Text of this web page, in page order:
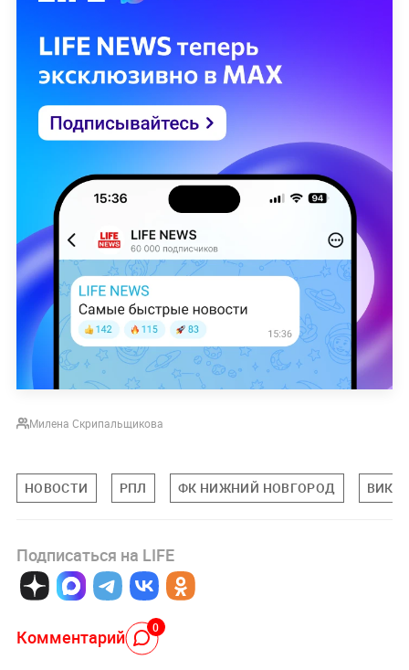
Милена Скрипальщикова
НОВОСТИ РПЛ ФК НИЖНИЙ НОВГОРОД
Подписаться на LIFE
Комментарий 0